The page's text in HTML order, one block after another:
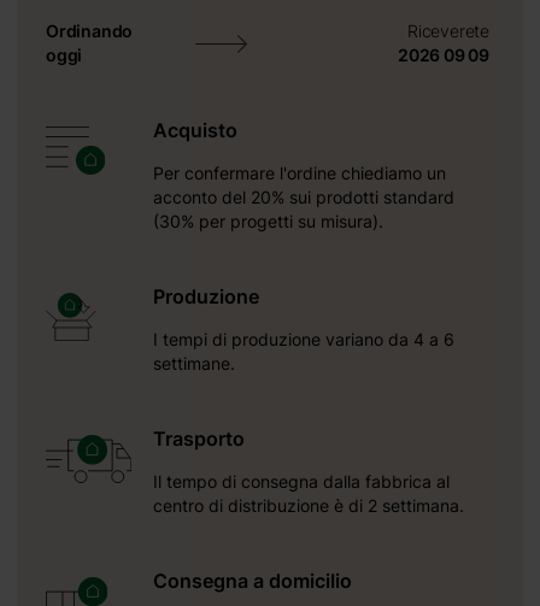
Ordinando
oggi
Riceverete
2026 09 09
Acquisto
Per confermare l'ordine chiediamo un
acconto del 20% sui prodotti standard
(30% per progetti su misura).
Produzione
I tempi di produzione variano da 4 a 6
settimane.
Trasporto
Il tempo di consegna dalla fabbrica al
centro di distribuzione è di 2 settimana.
Consegna a domicilio
gli
un